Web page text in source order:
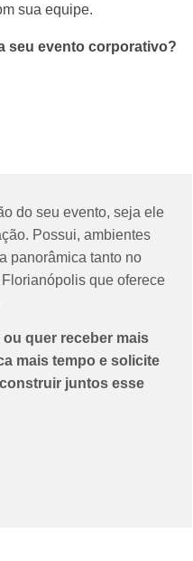
sua equipe.
seu evento corporativo?
do seu evento, seja ele
Possui, ambientes
panorâmica tanto no
que oferece
quer receber mais
mais tempo e solicite
juntos esse